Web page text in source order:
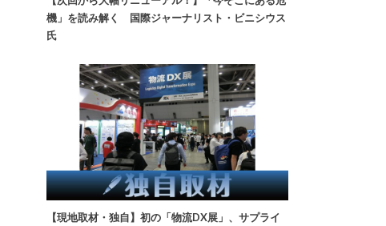
機」を読み解く 国際ジャーナリスト・ビニシウス
氏
【現地取材・独自】初の「物流DX展」、サプライ